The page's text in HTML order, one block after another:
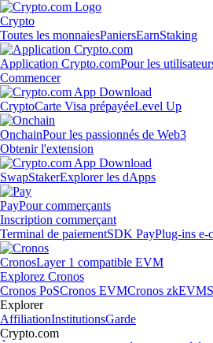
Crypto
Toutes les monnaiesPaniersEarnStaking
Application Crypto.comPour les
Commencer
CryptoCarte Visa prépayéeLevel Up
OnchainPour les passionnés de Web3
Obtenir l'extension
SwapStakerExplorer les dApps
PayPour commerçants
Inscription commerçant
Terminal de paiementSDK PayPlug-ins e-
CronosLayer 1 compatible EVM
Explorez Cronos
Cronos PoSCronos EVMCronos zkEVM
Explorer
AffiliationInstitutionsGarde
Crypto.com